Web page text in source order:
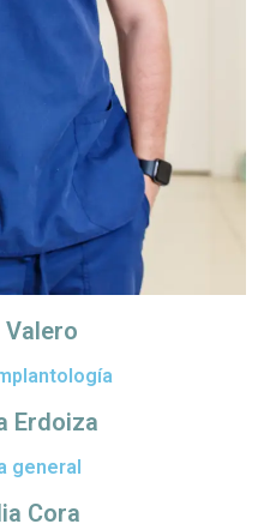
Valero
Erdoiza
general
Cora